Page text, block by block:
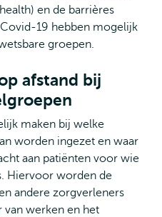
en de barrières
19 hebben mogelijk
groepen.
afstand bij
maken bij welke
worden ingezet en waar
aan patiënten voor wie
Hiervoor worden de
andere zorgverleners
van werken en het